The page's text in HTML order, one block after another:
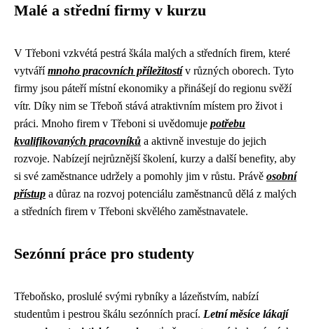
Malé a střední firmy v kurzu
V Třeboni vzkvétá pestrá škála malých a středních firem, které
vytvářímnoho pracovních příležitostív různých oborech. Tyto
firmy jsou páteří místní ekonomiky a přinášejí do regionu svěží
vítr. Díky nim se Třeboň stává atraktivním místem pro život i
práci. Mnoho firem v Třeboni si uvědomuje potřebu
kvalifikovaných pracovníků a aktivně investuje do jejich
rozvoje. Nabízejí nejrůznější školení, kurzy a další benefity, aby
si své zaměstnance udržely a pomohly jim v růstu. Právě osobní
přístup a důraz na rozvoj potenciálu zaměstnanců dělá z malých
a středních firem v Třeboni skvělého zaměstnavatele.
Sezónní práce pro studenty
Třeboňsko, proslulé svými rybníky a lázeňstvím, nabízí
studentům i pestrou škálu sezónních prací. Letní měsíce lákají